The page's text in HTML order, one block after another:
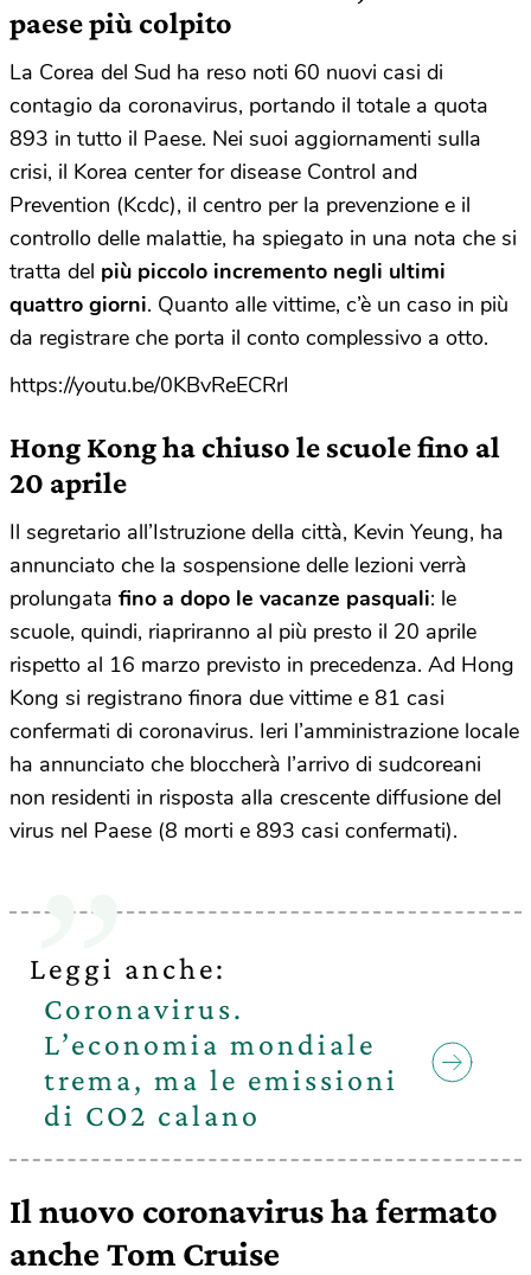
paese più colpito
La Corea del Sud ha reso noti 60 nuovi casi di
contagio da coronavirus, portando il totale a quota
893 in tutto il Paese. Nei suoi aggiornamenti sulla
crisi, il Korea center for disease Control and
Prevention (Kcdc), il centro per la prevenzione e il
controllo delle malattie, ha spiegato in una nota che si
tratta del più piccolo incremento negli ultimi
quattro giorni. Quanto alle vittime, c’è un caso in più
da registrare che porta il conto complessivo a otto.
https://youtu.be/0KBvReECRrI
Hong Kong ha chiuso le scuole fino al
20 aprile
Il segretario all’Istruzione della città, Kevin Yeung, ha
annunciato che la sospensione delle lezioni verrà
prolungata fino a dopo le vacanze pasquali: le
scuole, quindi, riapriranno al più presto il 20 aprile
rispetto al 16 marzo previsto in precedenza. Ad Hong
Kong si registrano finora due vittime e 81 casi
confermati di coronavirus. Ieri l’amministrazione locale
ha annunciato che bloccherà l’arrivo di sudcoreani
non residenti in risposta alla crescente diffusione del
virus nel Paese (8 morti e 893 casi confermati).
Leggi anche:
Coronavirus.
L’economia mondiale
trema, ma le emissioni
di CO2 calano
Il nuovo coronavirus ha fermato
anche Tom Cruise